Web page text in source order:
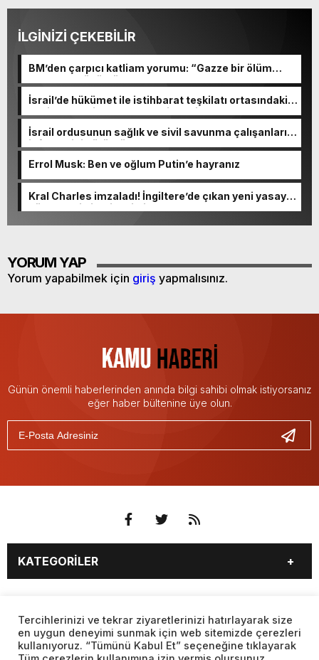
İLGİNİZİ ÇEKEBİLİR
BM’den çarpıcı katliam yorumu: “Gazze bir ölüm
tarlasına dönüştü”
İsrail’de hükümet ile istihbarat teşkilatı ortasındaki
çekişme yeni skandalla derinleşti
İsrail ordusunun sağlık ve sivil savunma çalışanlarını
infaz ettiği görüntüler ortaya çıktı
Errol Musk: Ben ve oğlum Putin’e hayranız
Kral Charles imzaladı! İngiltere’de çıkan yeni yasaya
Türk gencin ismi verildi
YORUM YAP
Yorum yapabilmek için giriş yapmalısınız.
Günün önemli haberlerinden anında bilgi sahibi olmak istiyorsanız
eğer haber bültenine üye olun.
KATEGORİLER
EĞİTİM
SAĞLIK
YAŞAM
SPOR
MAGAZİN
KÜLTÜR SANAT
SAYFALAR
BURÇLAR CANLI BORSA
Tercihlerinizi ve tekrar ziyaretlerinizi hatırlayarak size
en uygun deneyimi sunmak için web sitemizde çerezleri
kullanıyoruz. “Tümünü Kabul Et” seçeneğine tıklayarak